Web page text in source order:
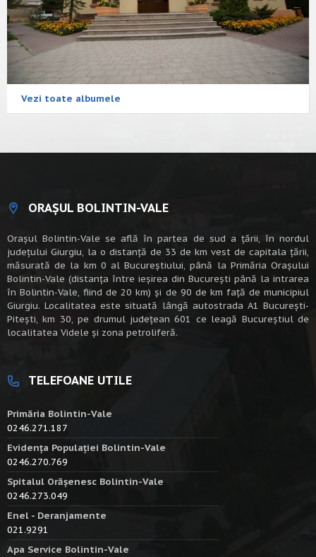
Vezi toate albumele
ORAȘUL BOLINTIN-VALE
Oraşul Bolintin-Vale se află în partea de sud a ţării, în nordul
judeţului Giurgiu, la o distanţă de 33 de km vest de capitala țării,
măsurată de la km 0 al Bucureștiului, până la Primăria Orașului
Bolintin-Vale (distanța între ieșirea din București până la intrarea
în Bolintin-Vale, fiind de 20 km) şi de 90 de km faţă de municipiul
Giurgiu. Localitatea este situată lângă autostrada A1 Bucureşti-
Piteşti, km 30, pe drumul judeţean 601 ce leagă Bucureştiul de
localitatea Videle şi zona petroliferă.
TELEFOANE UTILE
Primăria Bolintin-Vale
0246.271.187
Evidența Populației Bolintin-Vale
0246.270.769
Spitalul Orășenesc Bolintin-Vale
0246.273.049
Enel - Deranjamente
021.9291
Apa Service Bolintin-Vale